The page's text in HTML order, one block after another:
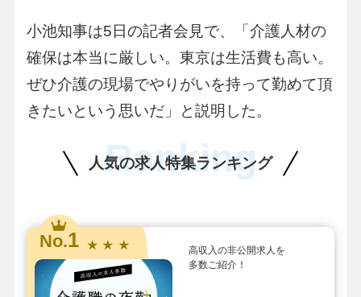
小池知事は5日の記者会見で、「介護人材の
確保は本当に厳しい。東京は生活費も高い。
ぜひ介護の現場でやりがいを持って勤めて頂
きたいという思いだ」と説明した。
人気の求人特集ランキング
Ranking
No.1 ★ ★ ★
高収入の非公開求人を
多数ご紹介！